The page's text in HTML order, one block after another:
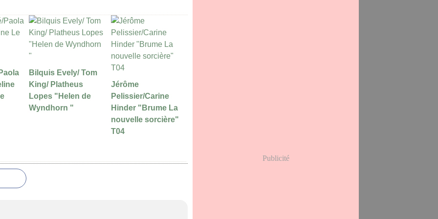
Bilquis Evely/ Tom
King/ Platheus
Lopes "Helen de
Wyndhorn "
Jérôme
Pelissier/Carine
Hinder "Brume La
nouvelle sorcière"
T04
Publicité